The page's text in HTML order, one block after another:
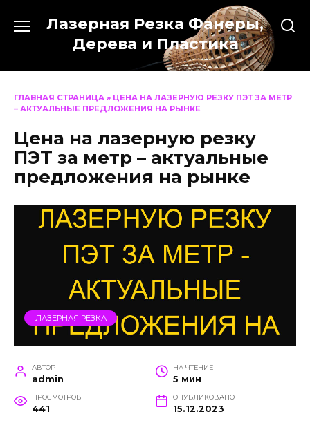
содержанию
Лазерная Резка Фанеры,
Дерева и Пластика
ГЛАВНАЯ СТРАНИЦА » ЦЕНА НА ЛАЗЕРНУЮ РЕЗКУ ПЭТ ЗА МЕТР
– АКТУАЛЬНЫЕ ПРЕДЛОЖЕНИЯ НА РЫНКЕ
Цена на лазерную резку
ПЭТ за метр – актуальные
предложения на рынке
ЛАЗЕРНАЯ РЕЗКА
АВТОР
admin
НА ЧТЕНИЕ
5 мин
ПРОСМОТРОВ
441
ОПУБЛИКОВАНО
15.12.2023